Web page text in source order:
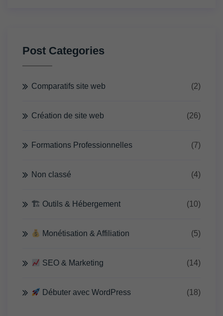
Post Categories
Comparatifs site web (2)
Création de site web (26)
Formations Professionnelles (7)
Non classé (4)
🏗 Outils & Hébergement (10)
Monétisation & Affiliation (5)
SEO & Marketing (14)
Débuter avec WordPress (18)